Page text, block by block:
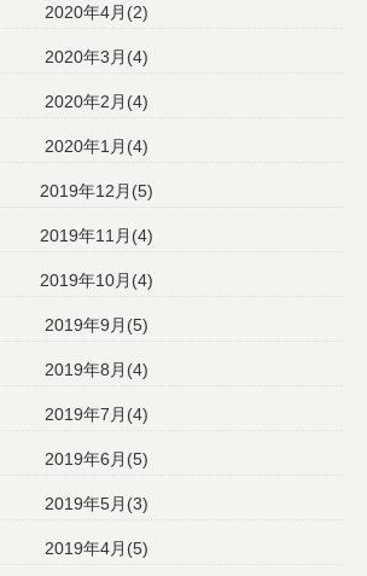
2020年4月(2)
2020年3月(4)
2020年2月(4)
2020年1月(4)
2019年12月(5)
2019年11月(4)
2019年10月(4)
2019年9月(5)
2019年8月(4)
2019年7月(4)
2019年6月(5)
2019年5月(3)
2019年4月(5)